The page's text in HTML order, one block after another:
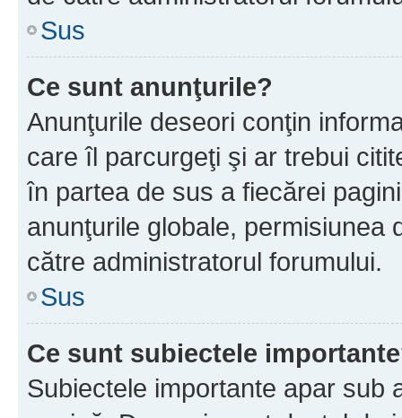
Sus
Ce sunt anunţurile?
Anunţurile deseori conţin
care îl parcurgeţi şi ar trebui
în partea de sus a fiecărei
anunţurile globale, permisiunea
către administratorul forumului.
Sus
Ce sunt subiectele
Subiectele importante apar sub